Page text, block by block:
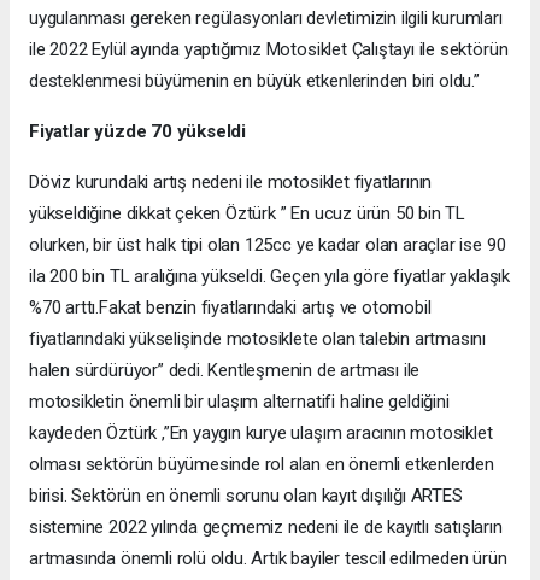
uygulanması gereken regülasyonları devletimizin ilgili kurumları
ile 2022 Eylül ayında yaptığımız Motosiklet Çalıştayı ile sektörün
desteklenmesi büyümenin en büyük etkenlerinden biri oldu.”
Fiyatlar yüzde 70 yükseldi
Döviz kurundaki artış nedeni ile motosiklet fiyatlarının
yükseldiğine dikkat çeken Öztürk ” En ucuz ürün 50 bin TL
olurken, bir üst halk tipi olan 125cc ye kadar olan araçlar ise 90
ila 200 bin TL aralığına yükseldi. Geçen yıla göre fiyatlar yaklaşık
%70 arttı.Fakat benzin fiyatlarındaki artış ve otomobil
fiyatlarındaki yükselişinde motosiklete olan talebin artmasını
halen sürdürüyor” dedi. Kentleşmenin de artması ile
motosikletin önemli bir ulaşım alternatifi haline geldiğini
kaydeden Öztürk ,”En yaygın kurye ulaşım aracının motosiklet
olması sektörün büyümesinde rol alan en önemli etkenlerden
birisi. Sektörün en önemli sorunu olan kayıt dışılığı ARTES
sistemine 2022 yılında geçmemiz nedeni ile de kayıtlı satışların
artmasında önemli rolü oldu. Artık bayiler tescil edilmeden ürün